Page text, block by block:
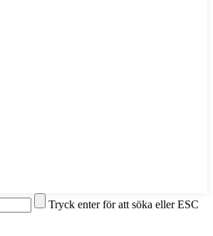
Tryck enter för att söka eller ESC